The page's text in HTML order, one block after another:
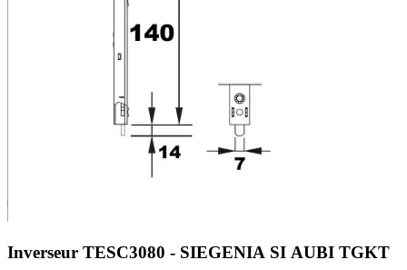
Inverseur TESC3080 - SIEGENIA SI AUBI TGKT